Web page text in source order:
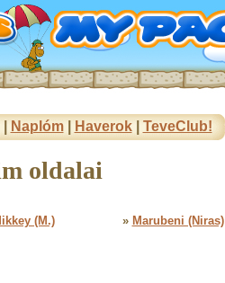
| Naplóm| Haverok| TeveClub!
oldalai
(M.) » Marubeni (Niras)